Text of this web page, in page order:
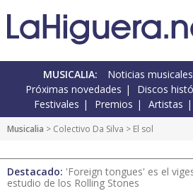
MUSICALIA: Noticias musicales
Próximas novedades
Discos
Festivales
Premios Artistas
Musicalia > Colectivo Da Silva > El sol
Destacado: 'Foreign tongues' es el
estudio de los Rolling Stones